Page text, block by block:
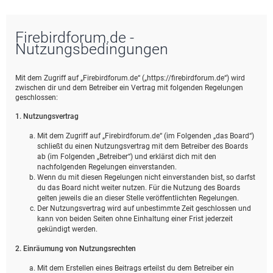
Firebirdforum.de -
Nutzungsbedingungen
Mit dem Zugriff auf „Firebirdforum.de“ („https://firebirdforum.de“) wird
zwischen dir und dem Betreiber ein Vertrag mit folgenden Regelungen
geschlossen:
1. Nutzungsvertrag
Mit dem Zugriff auf „Firebirdforum.de“ (im Folgenden „das Board“)
schließt du einen Nutzungsvertrag mit dem Betreiber des Boards
ab (im Folgenden „Betreiber“) und erklärst dich mit den
nachfolgenden Regelungen einverstanden.
Wenn du mit diesen Regelungen nicht einverstanden bist, so darfst
du das Board nicht weiter nutzen. Für die Nutzung des Boards
gelten jeweils die an dieser Stelle veröffentlichten Regelungen.
Der Nutzungsvertrag wird auf unbestimmte Zeit geschlossen und
kann von beiden Seiten ohne Einhaltung einer Frist jederzeit
gekündigt werden.
2. Einräumung von Nutzungsrechten
Mit dem Erstellen eines Beitrags erteilst du dem Betreiber ein